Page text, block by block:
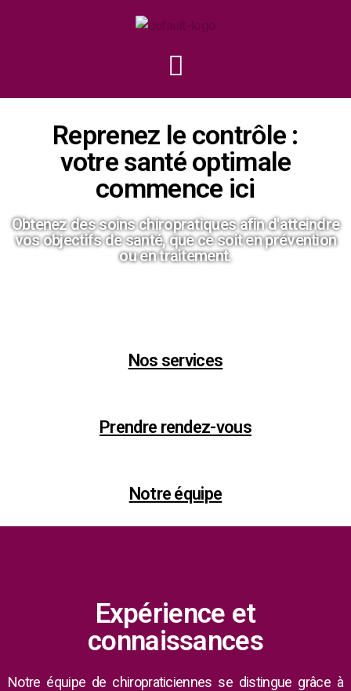
Reprenez le contrôle :
votre santé optimale
commence ici
Obtenez des soins chiropratiques afin d'atteindre
vos objectifs de santé, que ce soit en prévention
ou en traitement.
Nos services
Prendre rendez-vous
Notre équipe
Expérience et
connaissances
Notre équipe de chiropraticiennes se distingue grâce à